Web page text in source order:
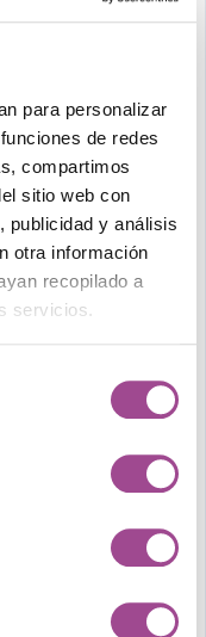
para personalizar
de redes
compartimos
sitio web con
publicidad y análisis
otra información
recopilado a
servicios.
intuitivas y
para